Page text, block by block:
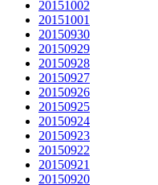
20151002
20151001
20150930
20150929
20150928
20150927
20150926
20150925
20150924
20150923
20150922
20150921
20150920